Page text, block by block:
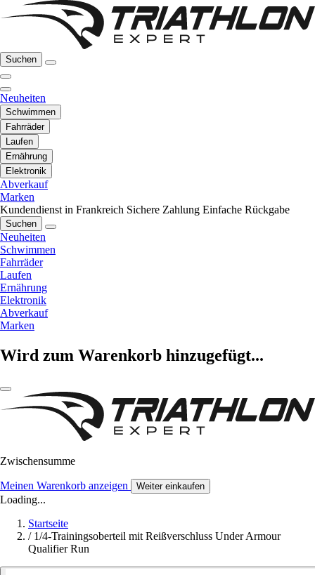
Suchen
Neuheiten
Schwimmen
Fahrräder
Laufen
Ernährung
Elektronik
Abverkauf
Marken
Kundendienst in Frankreich Sichere Zahlung Einfache Rückgabe
Suchen
Neuheiten
Schwimmen
Fahrräder
Laufen
Ernährung
Elektronik
Abverkauf
Marken
Wird zum Warenkorb hinzugefügt...
Zwischensumme
Meinen Warenkorb anzeigen Weiter einkaufen
Loading...
Startseite
/ 1/4-Trainingsoberteil mit Reißverschluss Under Armour
Qualifier Run